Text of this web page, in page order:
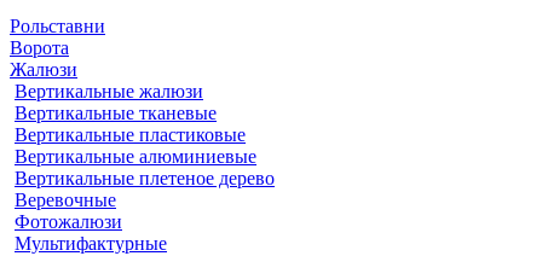
Рольставни
Ворота
Жалюзи
Вертикальные жалюзи
Вертикальные тканевые
Вертикальные пластиковые
Вертикальные алюминиевые
Вертикальные плетеное дерево
Веревочные
Фотожалюзи
Мультифактурные